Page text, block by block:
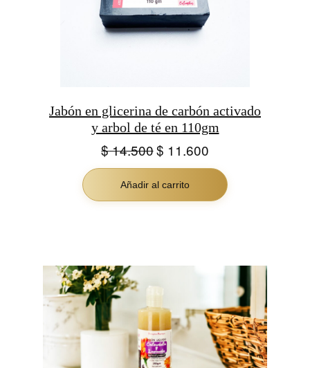
Jabón en glicerina de carbón activado
y arbol de té en 110gm
$14.500El
precio
original
era:
$ 11.600El
precio
actual
es:
Añadir al carrito